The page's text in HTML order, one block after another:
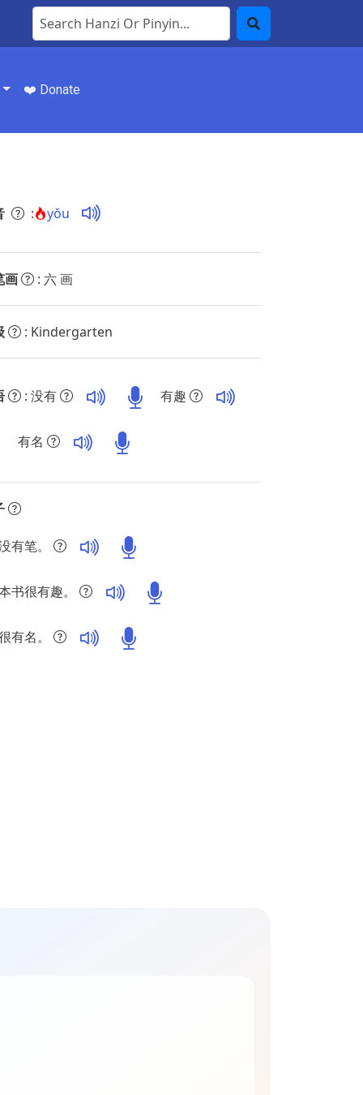
Search Hanzi or Pinyin
Search
❤️ Donate
: yǒu
画 : 六 画
: Kindergarten
: 没有 有趣
有名
有笔。
书很有趣。
有名。